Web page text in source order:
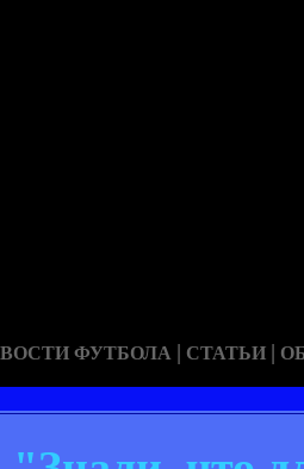
ФУТБОЛА | СТАТЬИ |